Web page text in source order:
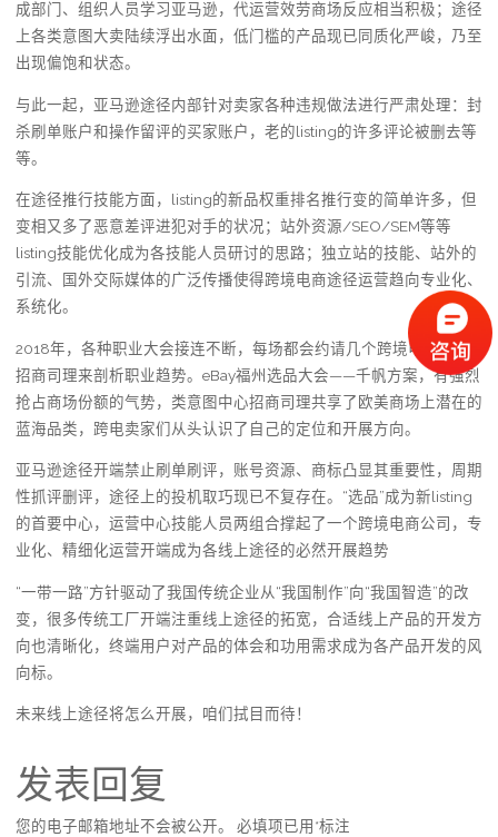
成部门、组织人员学习亚马逊，代运营效劳商场反应相当积极；途径
上各类意图大卖陆续浮出水面，低门槛的产品现已同质化严峻，乃至
出现偏饱和状态。
与此一起，亚马逊途径内部针对卖家各种违规做法进行严肃处理：封
杀刷单账户和操作留评的买家账户，老的listing的许多评论被删去等
等。
在途径推行技能方面，listing的新品权重排名推行变的简单许多，但
变相又多了恶意差评进犯对手的状况；站外资源/SEO/SEM等等
listing技能优化成为各技能人员研讨的思路；独立站的技能、站外的
引流、国外交际媒体的广泛传播使得跨境电商途径运营趋向专业化、
系统化。
2018年，各种职业大会接连不断，每场都会约请几个跨境电商途径
招商司理来剖析职业趋势。eBay福州选品大会——千帆方案，有强烈
抢占商场份额的气势，类意图中心招商司理共享了欧美商场上潜在的
蓝海品类，跨电卖家们从头认识了自己的定位和开展方向。
亚马逊途径开端禁止刷单刷评，账号资源、商标凸显其重要性，周期
性抓评删评，途径上的投机取巧现已不复存在。“选品”成为新listing
的首要中心，运营中心技能人员两组合撑起了一个跨境电商公司，专
业化、精细化运营开端成为各线上途径的必然开展趋势
“一带一路”方针驱动了我国传统企业从“我国制作”向“我国智造”的改
变，很多传统工厂开端注重线上途径的拓宽，合适线上产品的开发方
向也清晰化，终端用户对产品的体会和功用需求成为各产品开发的风
向标。
未来线上途径将怎么开展，咱们拭目而待！
发表回复
您的电子邮箱地址不会被公开。 必填项已用 *标注